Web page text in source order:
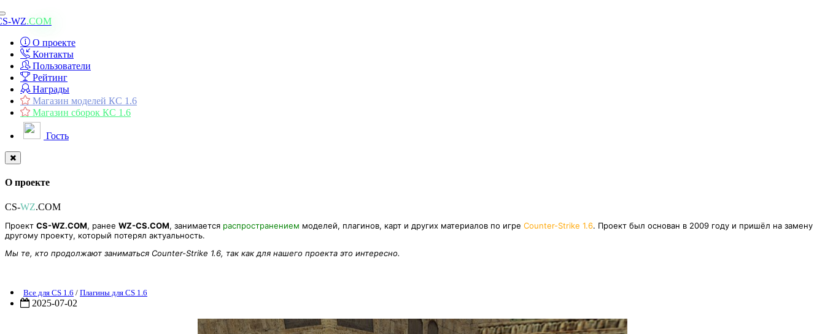
Toggle
navigation
WZ.COM
О проекте
Контакты
Пользователи
Рейтинг
Награды
Магазин моделей КС 1.6
Магазин сборок КС 1.6
Гость
О проекте
CS-WZ.COM
Проект CS-WZ.COM, ранее WZ-CS.COM, занимается распространением моделей, плагинов, карт и других материалов по игре Counter-Strike 1.6. Проект был основан в 2009 году и пришёл на замену
другому проекту, который потерял актуальность.
Мы те, кто продолжают заниматься Counter-Strike 1.6, так как для нашего проекта это интересно.
Все для CS 1.6 / Плагины для CS 1.6
2025-07-02